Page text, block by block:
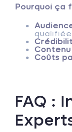
Pourquoi ça
Coûts
FAQ :